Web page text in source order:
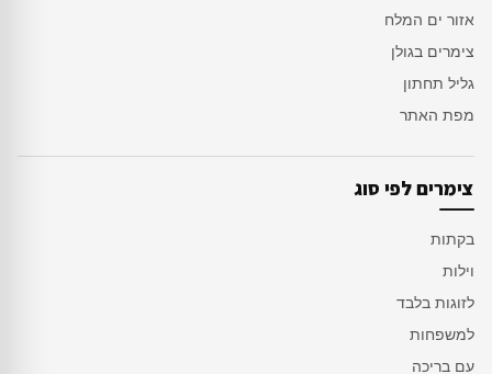
אזור ים המלח
צימרים בגולן
גליל תחתון
מפת האתר
צימרים לפי סוג
בקתות
וילות
לזוגות בלבד
למשפחות
עם בריכה